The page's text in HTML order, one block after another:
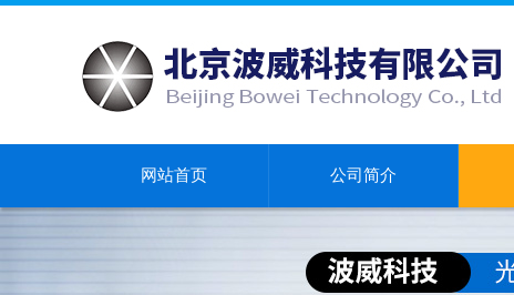
网站首页 公司简介